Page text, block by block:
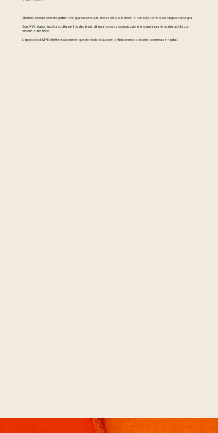
Abbiamo sempre cercato partner che guardassero al business nel suo insieme, e non solo come a una singola consegna.
Con MYK siamo riusciti a strutturare il nostro brand, allineare la nostra comunicazione e organizzare le nostre attività con
visione e direzione.
L’approccio di MYK riflette esattamente questo modo di lavorare: affiancamento costante, coerenza e risultati.